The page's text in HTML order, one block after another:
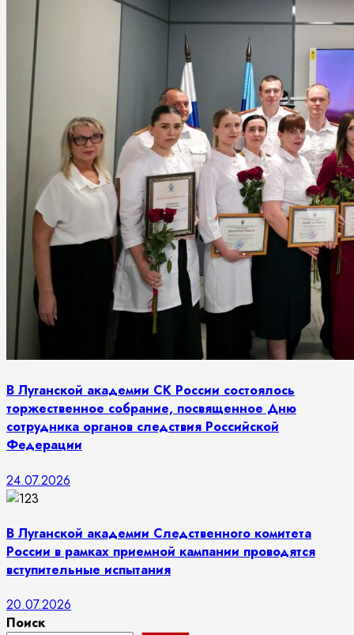
В Луганской академии СК России состоялось
торжественное собрание, посвященное Дню
сотрудника органов следствия Российской
Федерации
24.07.2026
В Луганской академии Следственного комитета
России в рамках приемной кампании проводятся
вступительные испытания
20.07.2026
Поиск